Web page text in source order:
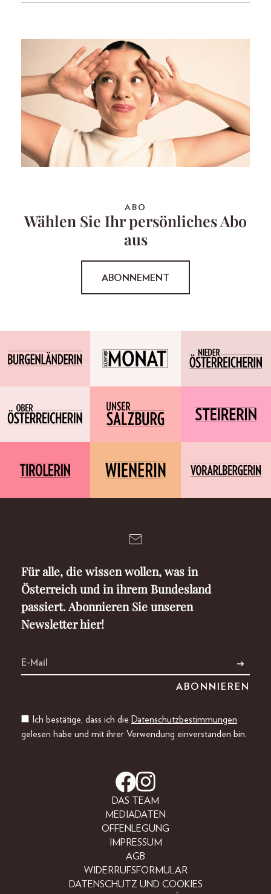
ABO
Wählen Sie Ihr persönliches Abo
aus
ABONNEMENT
Für alle, die wissen wollen, was in
Österreich und in ihrem Bundesland
passiert. Abonnieren Sie unseren
Newsletter hier!
Ich bestätige, dass ich die Datenschutzbestimmungen
gelesen habe und mit ihrer Verwendung einverstanden bin.
DAS TEAM
MEDIADATEN
OFFENLEGUNG
IMPRESSUM
AGB
WIDERRUFSFORMULAR
DATENSCHUTZ UND COOKIES